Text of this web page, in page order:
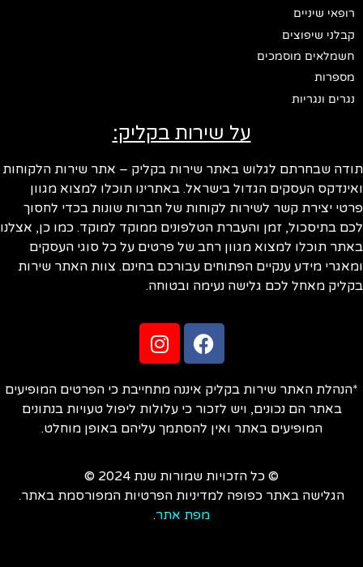
רופאי שיניים
קבלני שיפוצים
חשמלאים מוסמכים
מספרות
נגרים ונגריות
על שירות בקליק:
שבחרתם לגלוש באתר שירות בקליק – אתר שירות הלקוחות
העסקים הגדול בישראל. באתרינו תוכלו למצוא מגוון
יצירת קשר לשירות לקוחות של חברות שונות בכדי לחסוך
בתיסכול, זמן והעברת הטלפונים ממוקד למוקד. כמו כן, אצלנו
תוכלו למצוא מגוון רחב של פרטים על כל סוגי העסקים
מידע ענקיים הפתוחים עבורכם בחינם. צוות האתר שירות
מאחל לכם גלישה נעימה ובטוחה.
האתר שירות בקליק איננה מתחייבת כי הפרטים המופיעים
באתר הם נכונים, ויש לזכור כי עלולות ליפול טעויות בנתונים
המופיעים באתר ואין להסתמך עליהם באופן מוחלט.
© כל הזכויות שמורות שנת 2024 ©
הגלישה באתר כפופה למדיניות הפרטיות המפורסמת באתר.
מפת אתר.